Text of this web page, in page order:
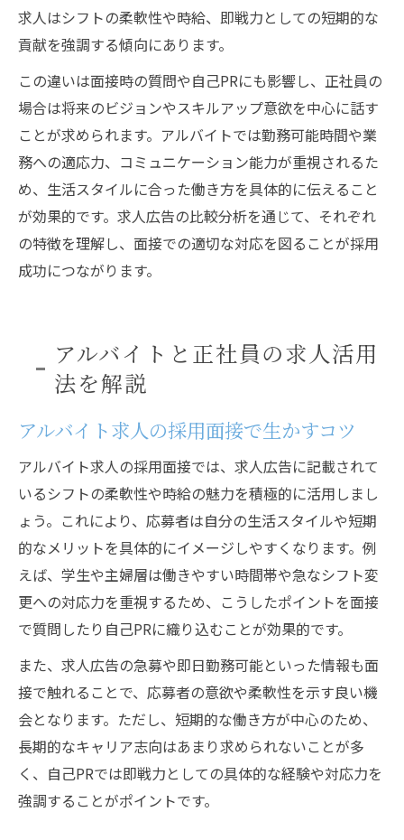
求人はシフトの柔軟性や時給、即戦力としての短期的な
貢献を強調する傾向にあります。
この違いは面接時の質問や自己PRにも影響し、正社員の
場合は将来のビジョンやスキルアップ意欲を中心に話す
ことが求められます。アルバイトでは勤務可能時間や業
務への適応力、コミュニケーション能力が重視されるた
め、生活スタイルに合った働き方を具体的に伝えること
が効果的です。求人広告の比較分析を通じて、それぞれ
の特徴を理解し、面接での適切な対応を図ることが採用
成功につながります。
アルバイトと正社員の求人活用
法を解説
アルバイト求人の採用面接で生かすコツ
アルバイト求人の採用面接では、求人広告に記載されて
いるシフトの柔軟性や時給の魅力を積極的に活用しまし
ょう。これにより、応募者は自分の生活スタイルや短期
的なメリットを具体的にイメージしやすくなります。例
えば、学生や主婦層は働きやすい時間帯や急なシフト変
更への対応力を重視するため、こうしたポイントを面接
で質問したり自己PRに織り込むことが効果的です。
また、求人広告の急募や即日勤務可能といった情報も面
接で触れることで、応募者の意欲や柔軟性を示す良い機
会となります。ただし、短期的な働き方が中心のため、
長期的なキャリア志向はあまり求められないことが多
く、自己PRでは即戦力としての具体的な経験や対応力を
強調することがポイントです。